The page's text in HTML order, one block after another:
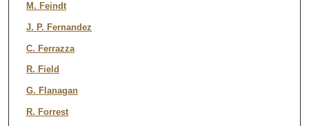
M. Feindt
J. P. Fernandez
C. Ferrazza
R. Field
G. Flanagan
R. Forrest